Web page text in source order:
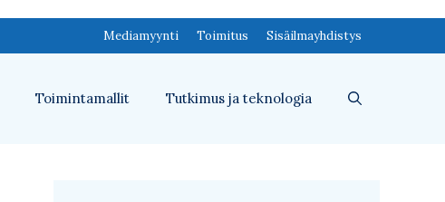
Mediamyynti Toimitus Sisäilmayhdistys
Toimintamallit Tutkimus ja teknologia